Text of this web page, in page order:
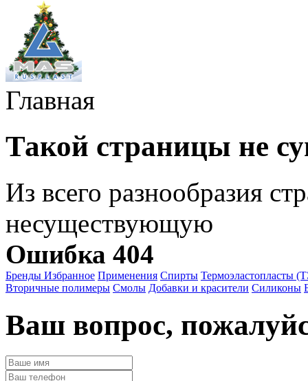
Главная
Такой страницы не
Из всего разнообразия
несуществующую
Ошибка 404
Бренды Избранное Применения Спирты Термоэластопласты
Вторичные полимеры Смолы Добавки и красители Силиконы
Ваш вопрос,